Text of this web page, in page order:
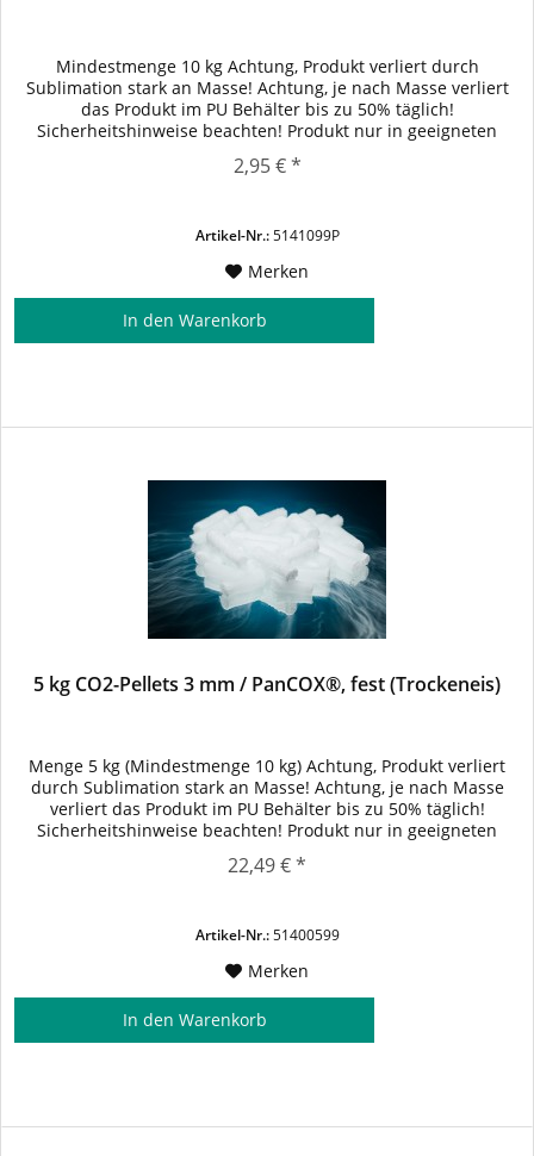
Mindestmenge 10 kg Achtung, Produkt verliert durch
Sublimation stark an Masse! Achtung, je nach Masse verliert
das Produkt im PU Behälter bis zu 50% täglich!
Sicherheitshinweise beachten! Produkt nur in geeigneten
Transportverpackungen transportieren. Anwendungen: -
Kühlmittel bei Medizin- oder Lebensmittelprodukten. -
2,95 € *
Artikel-Nr.:5141099P
Merken
In den Warenkorb
5 kg CO2-Pellets 3 mm / PanCOX®, fest (Trockeneis)
Menge 5 kg (Mindestmenge 10 kg) Achtung, Produkt verliert
durch Sublimation stark an Masse! Achtung, je nach Masse
verliert das Produkt im PU Behälter bis zu 50% täglich!
Sicherheitshinweise beachten! Produkt nur in geeigneten
Transportverpackungen transportieren. Anwendungen: -
Kühlmittel bei Medizin- oder Lebensmittelprodukten. -
22,49 € *
Artikel-Nr.:51400599
Merken
In den Warenkorb